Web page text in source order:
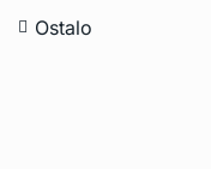
Ostalo